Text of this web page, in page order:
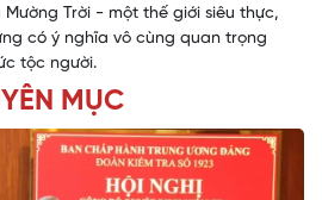
Trời - một thế giới siêu thực,
có ý nghĩa vô cùng quan trọng
tộc người.
MỤC